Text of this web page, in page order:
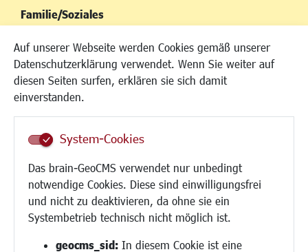
Auf unserer Webseite werden Cookies gemäß unserer
Datenschutzerklärung verwendet. Wenn Sie weiter auf
diesen Seiten surfen, erklären sie sich damit
einverstanden.
System-Cookies
Das brain-GeoCMS verwendet nur unbedingt
notwendige Cookies. Diese sind einwilligungsfrei
und nicht zu deaktivieren, da ohne sie ein
Systembetrieb technisch nicht möglich ist.
geocms_sid: In diesem Cookie ist eine
Familie/Soziales
Kinderbetreuung
Kinder und Jugend
Institutionen für Familien
Frauen
Schule
Demokratie leben
Ukrainehilfe
Hilfe für Geflüchtete
Religion